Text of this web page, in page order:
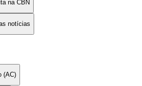
na CBN
notícias
(AC)